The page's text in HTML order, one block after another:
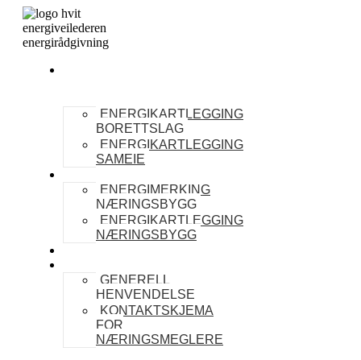
ENERGIKARTLEGGING
BORETTSLAG
ENERGIKARTLEGGING
SAMEIE
ENERGIMERKING
NÆRINGSBYGG
ENERGIKARTLEGGING
NÆRINGSBYGG
GENERELL
HENVENDELSE
KONTAKTSKJEMA
FOR
NÆRINGSMEGLERE